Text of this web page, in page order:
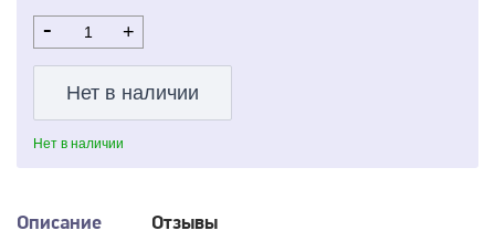
- +
Нет в наличии
Нет в наличии
Описание Отзывы